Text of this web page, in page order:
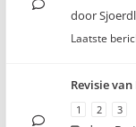
doorSjoerdl
Laatste
Revisie
1 2 3